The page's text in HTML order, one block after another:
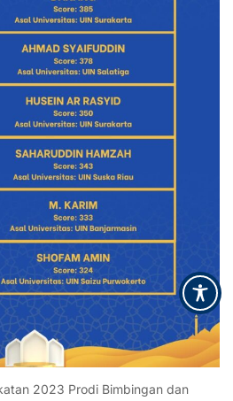
2023 Prodi Bimbingan dan